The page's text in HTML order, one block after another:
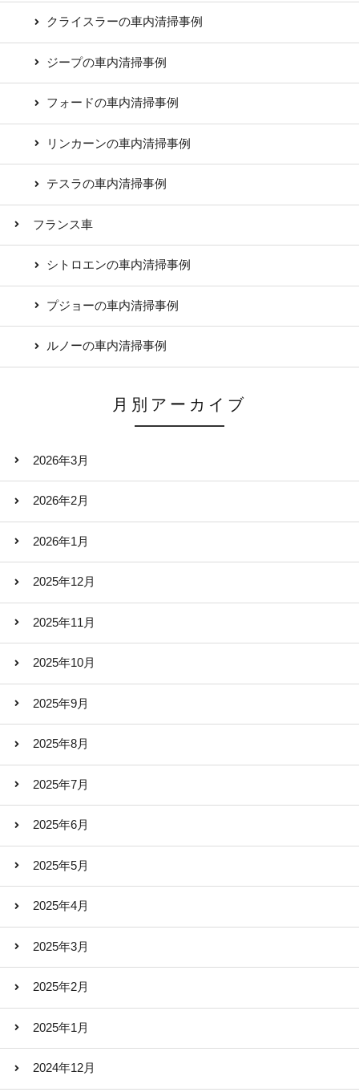
クライスラーの車内清掃事例
ジープの車内清掃事例
フォードの車内清掃事例
リンカーンの車内清掃事例
テスラの車内清掃事例
フランス車
シトロエンの車内清掃事例
プジョーの車内清掃事例
ルノーの車内清掃事例
月別アーカイブ
2026年3月
2026年2月
2026年1月
2025年12月
2025年11月
2025年10月
2025年9月
2025年8月
2025年7月
2025年6月
2025年5月
2025年4月
2025年3月
2025年2月
2025年1月
2024年12月